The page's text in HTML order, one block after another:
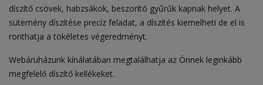
díszítő csövek, habzsákok, beszorító gyűrűk kapnak helyet. A
sütemény díszítése precíz feladat, a díszítés kiemelheti de el is
ronthatja a tökéletes végeredményt.
Webáruházunk kínálatában megtalálhatja az Önnek leginkább
megfelelő díszítő kellékeket.